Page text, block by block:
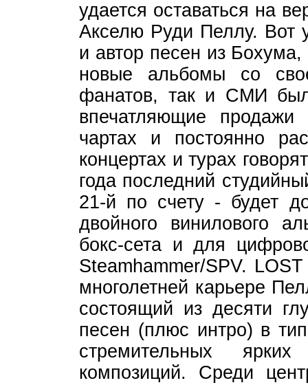
удается оставаться на
Акселю Руди Пеллу. Вот
и автор песен из
новые альбомы со
фанатов, так и СМИ
впечатляющие продажи
чартах и постоянно
концертах и турах
года последний
21-й по счету - будет
двойного винилового
бокс-сета и для
Steamhammer/SPV.
многолетней карьере
состоящий из десяти
песен (плюс интро) в
стремительных
композиций. Среди